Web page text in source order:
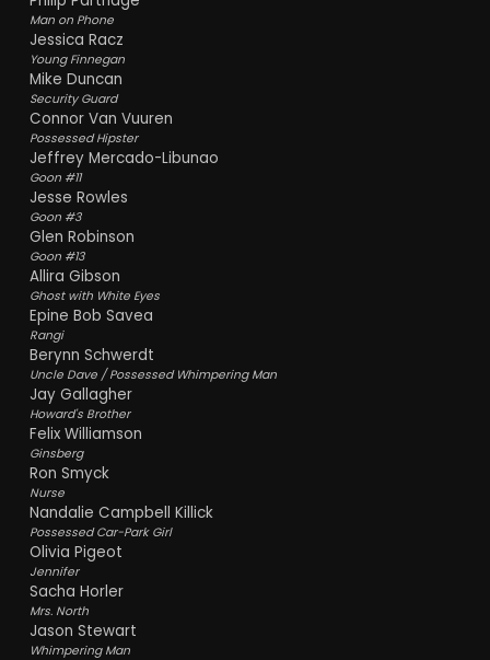
Man on Phone
Jessica Racz
Young Finnegan
Mike Duncan
Security Guard
Connor Van Vuuren
Possessed Hipster
Jeffrey Mercado-Libunao
Goon #11
Jesse Rowles
Goon #3
Glen Robinson
Goon #13
Allira Gibson
Ghost with White Eyes
Epine Bob Savea
Rangi
Berynn Schwerdt
Uncle Dave / Possessed Whimpering Man
Jay Gallagher
Howard's Brother
Felix Williamson
Ginsberg
Ron Smyck
Nurse
Nandalie Campbell Killick
Possessed Car-Park Girl
Olivia Pigeot
Jennifer
Sacha Horler
Mrs. North
Jason Stewart
Whimpering Man